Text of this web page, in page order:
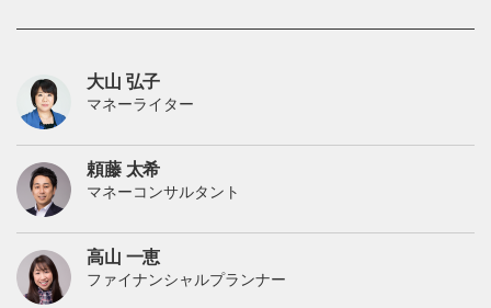
大山 弘子
マネーライター
頼藤 太希
マネーコンサルタント
高山 一恵
ファイナンシャルプランナー